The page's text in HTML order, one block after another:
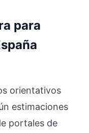
para
orientativos
estimaciones
portales de